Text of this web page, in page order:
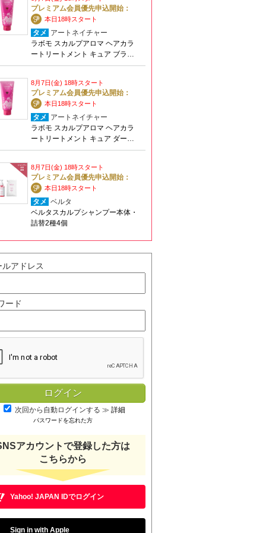
プレミアム会員優先申込開始：
本日18時スタート
タメ アートネイチャー
ラボモ スカルプアロマ ヘアカラ
ートリートメント キュア ブラ…
8月7日(金) 18時スタート
プレミアム会員優先申込開始：
本日18時スタート
タメ アートネイチャー
ラボモ スカルプアロマ ヘアカラ
ートリートメント キュア ダー…
8月7日(金) 18時スタート
プレミアム会員優先申込開始：
本日18時スタート
タメ ベルタ
ベルタスカルプシャンプー本体・
詰替2種4個
ルアドレス
ード
次回から自動ログインする ≫ 詳細
パスワードを忘れた方
アカウントで登録した方は
こちらから
Yahoo! JAPAN IDでログイン
Sign in with Apple